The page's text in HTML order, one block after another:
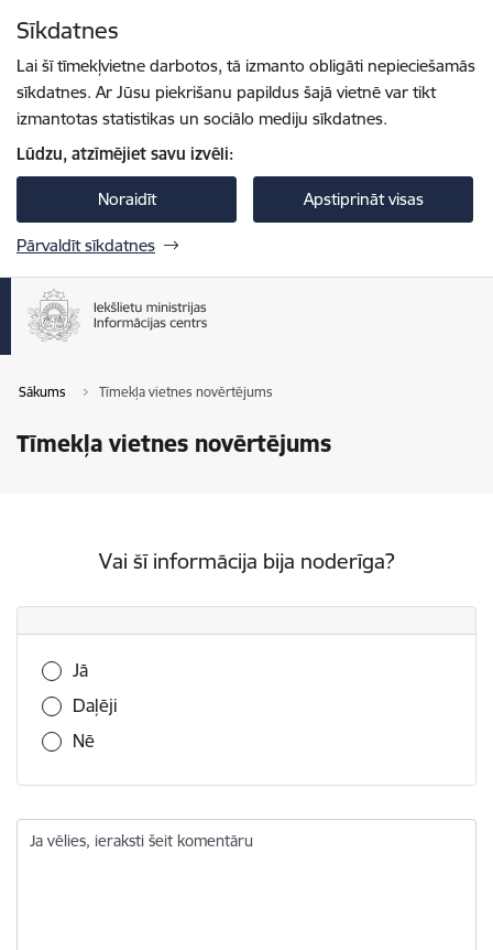
Sīkdatnes
Lai šī tīmekļvietne darbotos, tā izmanto obligāti nepieciešamās
sīkdatnes. Ar Jūsu piekrišanu papildus šajā vietnē var tikt
izmantotas statistikas un sociālo mediju sīkdatnes.
Lūdzu, atzīmējiet savu izvēli:
Noraidīt Apstiprināt visas
Pārvaldīt sīkdatnes
Sākums Tīmekļa vietnes novērtējums
Tīmekļa vietnes novērtējums
Vai šī informācija bija noderīga?
Vai šī informācija bija noderīga?
Jā
Daļēji
Nē
Ja vēlies, ieraksti šeit komentāru